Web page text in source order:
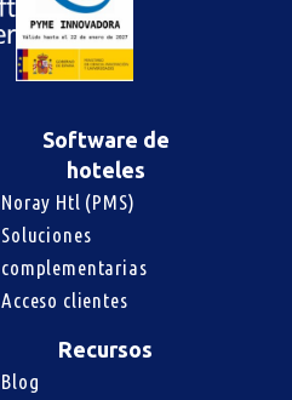
Software de
hoteles
Noray Htl (PMS)
Soluciones
complementarias
Acceso clientes
Recursos
Blog